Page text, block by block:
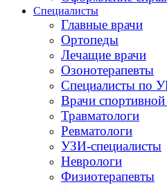
Специалисты
Главные врачи
Ортопеды
Лечащие врачи
Озонотерапевты
Специалисты по
Врачи
Травматологи
Ревматологи
УЗИ-специалисты
Неврологи
Физиотерапевты